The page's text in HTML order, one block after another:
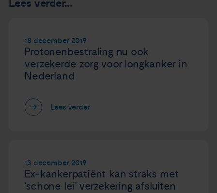
Lees verder...
18 december 2019
Protonenbestraling nu ook
verzekerde zorg voor longkanker in
Nederland
Lees verder
13 december 2019
Ex-kankerpatiënt kan straks met
‘schone lei’ verzekering afsluiten